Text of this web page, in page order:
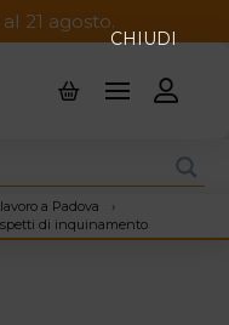
21 agosto.
a Padova
›
di inquinamento
CHIUDI